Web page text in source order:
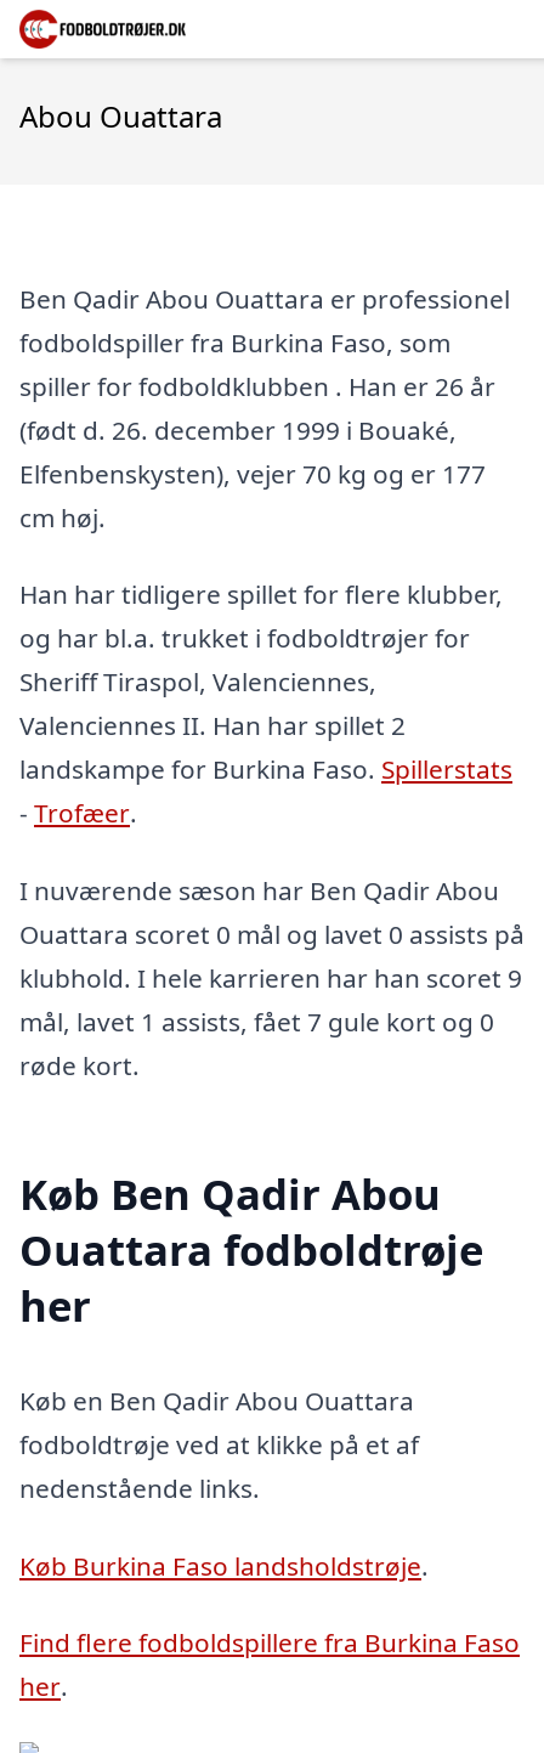
Abou Ouattara
Ben Qadir Abou Ouattara er professionel
fodboldspiller fra Burkina Faso, som
spiller for fodboldklubben . Han er 26 år
(født d. 26. december 1999 i Bouaké,
Elfenbenskysten), vejer 70 kg og er 177
cm høj.
Han har tidligere spillet for flere klubber,
og har bl.a. trukket i fodboldtrøjer for
Sheriff Tiraspol, Valenciennes,
Valenciennes II. Han har spillet 2
landskampe for Burkina Faso. Spillerstats
- Trofæer.
I nuværende sæson har Ben Qadir Abou
Ouattara scoret 0 mål og lavet 0 assists på
klubhold. I hele karrieren har han scoret 9
mål, lavet 1 assists, fået 7 gule kort og 0
røde kort.
Køb Ben Qadir Abou
Ouattara fodboldtrøje
her
Køb en Ben Qadir Abou Ouattara
fodboldtrøje ved at klikke på et af
nedenstående links.
Køb Burkina Faso landsholdstrøje.
Find flere fodboldspillere fra Burkina Faso
her.